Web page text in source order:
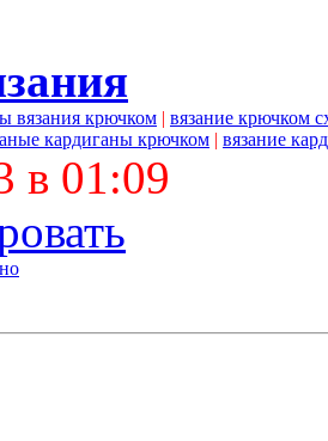
вязания крючком | вязание крючком
кардиганы крючком | вязание
в 01:09